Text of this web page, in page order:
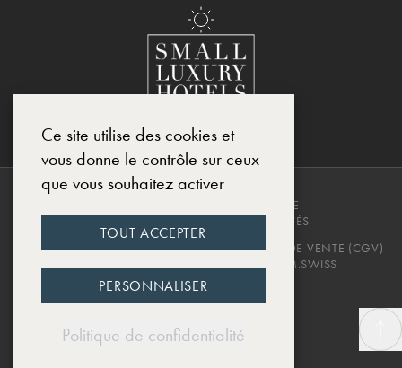
COPYRIGHT © 2025, CHÂTEAU DE
MONTCAUD. TOUS DROITS RÉSERVÉS
POLITIQUE DE CONFIDENTIALITÉCONDITIONS DE VENTE (CGV)
DESIGNED BY EWM.SWISS
Ce site utilise des cookies et
vous donne le contrôle sur ceux
que vous souhaitez activer
TOUT ACCEPTER
PERSONNALISER
Politique de confidentialité